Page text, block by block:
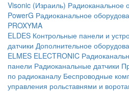
Visonic (Израиль) Радиоканальное
PowerG Радиоканальное
PROXYMA
ELDES Контрольные панели и
датчики Дополнительное
ELMES ELECTRONIC
панели Радиоканальные датчики
по радиоканалу Беспроводные
управления рольставнями и